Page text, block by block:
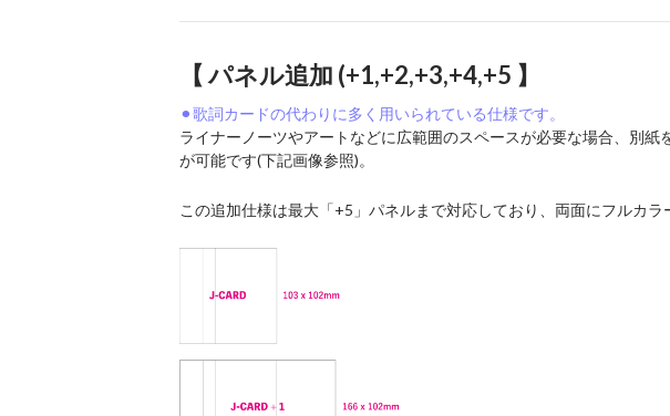
【 パネル追加 (+1,+2,+3,+4,+5 】
⚫︎歌詞カードの代わりに多く用いられている仕様です。
ライナーノーツやアートなどに広範囲のスペースが必要な場合、別
が可能です(下記画像参照)。
この追加仕様は最大「+5」パネルまで対応しており、両面にフルカラ